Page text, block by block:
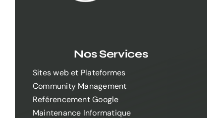
Nos Services
Sites web et Plateformes
Community Management
Reférencement Google
Maintenance Informatique